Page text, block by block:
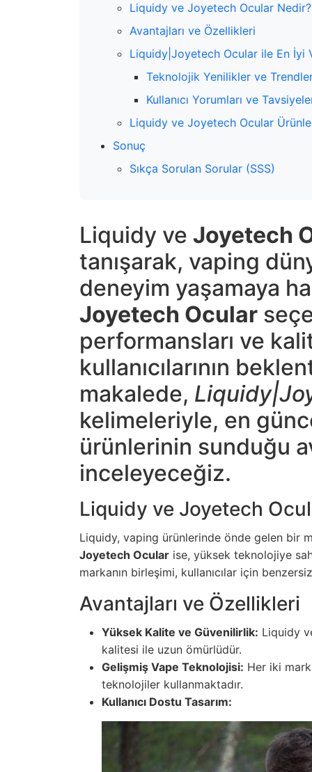
Liquidy ve Joyetech Ocular Nedir?
Avantajları ve Özellikleri
Liquidy|Joyetech Ocular ile En İyi
Teknolojik Yenilikler ve
Kullanıcı Yorumları ve
Liquidy ve Joyetech Ocular
Sonuç
Sıkça Sorulan Sorular (SSS)
Liquidy ve Joyetech
tanışarak, vaping
deneyim yaşamaya
Joyetech Ocular
performansları ve
kullanıcılarının
makalede,
kelimeleriyle, en
ürünlerinin sunduğu
inceleyeceğiz.
Liquidy ve Joyetech
Liquidy, vaping ürünlerinde önde gelen bir
Joyetech Ocular ise, yüksek teknolojiye
markanın birleşimi, kullanıcılar için
Avantajları ve Özellikleri
Yüksek Kalite ve Güvenilirlik: Liquidy
kalitesi ile uzun ömürlüdür.
Gelişmiş Vape Teknolojisi: Her iki
teknolojiler kullanmaktadır.
Kullanıcı Dostu Tasarım: